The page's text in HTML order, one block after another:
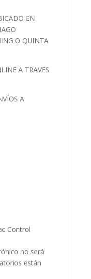
EN
O QUINTA
A TRAVES
A
Control
no será
están